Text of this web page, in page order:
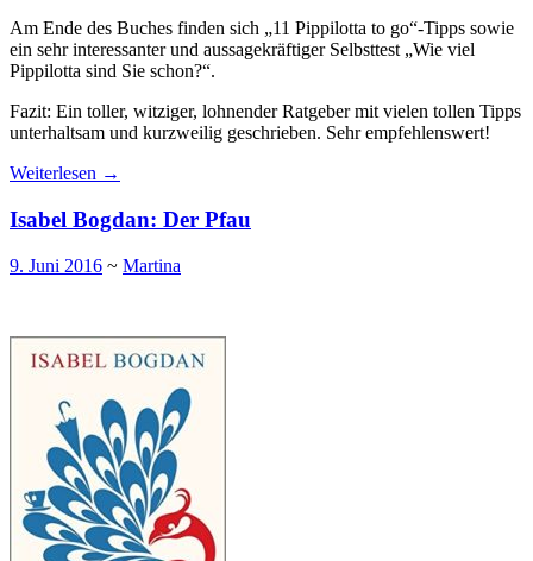
Am Ende des Buches finden sich „11 Pippilotta to go“-Tipps sowie
ein sehr interessanter und aussagekräftiger Selbsttest „Wie viel
Pippilotta sind Sie schon?“.
Fazit: Ein toller, witziger, lohnender Ratgeber mit vielen tollen Tipps
unterhaltsam und kurzweilig geschrieben. Sehr empfehlenswert!
Weiterlesen →
Isabel Bogdan: Der Pfau
9. Juni 2016 ~ Martina